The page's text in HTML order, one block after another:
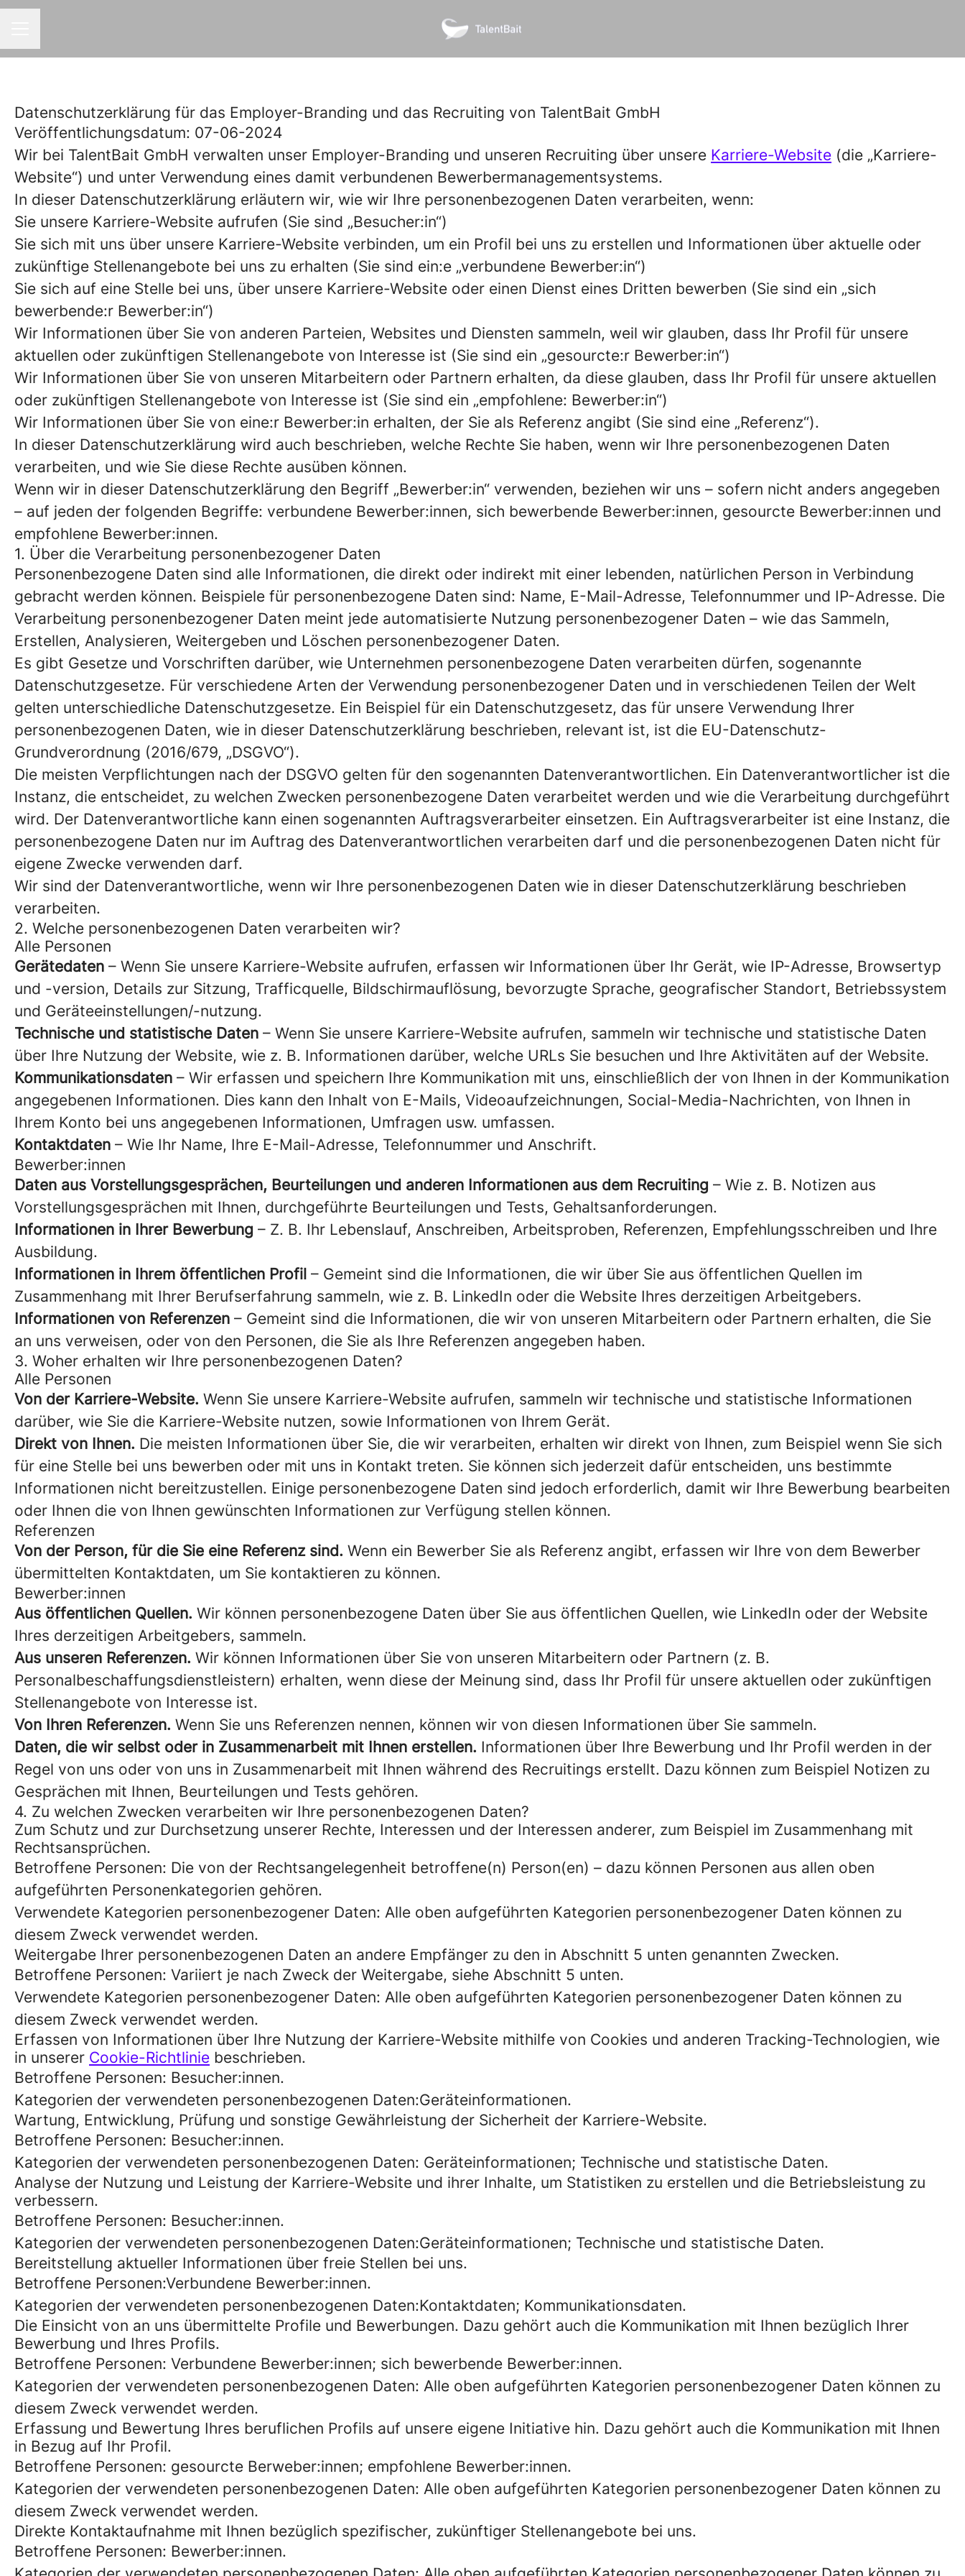
Datenschutzerklärung für das Employer-Branding und das Recruiting von TalentBait GmbH
Veröffentlichungsdatum: 07-06-2024
Wir bei TalentBait GmbH verwalten unser Employer-Branding und unseren Recruiting über unsere Karriere-Website (die „Karriere-
Website“) und unter Verwendung eines damit verbundenen Bewerbermanagementsystems.
In dieser Datenschutzerklärung erläutern wir, wie wir Ihre personenbezogenen Daten verarbeiten, wenn:
Sie unsere Karriere-Website aufrufen (Sie sind „Besucher:in“)
Sie sich mit uns über unsere Karriere-Website verbinden, um ein Profil bei uns zu erstellen und Informationen über aktuelle oder
zukünftige Stellenangebote bei uns zu erhalten (Sie sind ein:e „verbundene Bewerber:in“)
Sie sich auf eine Stelle bei uns, über unsere Karriere-Website oder einen Dienst eines Dritten bewerben (Sie sind ein „sich
bewerbende:r Bewerber:in“)
Wir Informationen über Sie von anderen Parteien, Websites und Diensten sammeln, weil wir glauben, dass Ihr Profil für unsere
aktuellen oder zukünftigen Stellenangebote von Interesse ist (Sie sind ein „gesourcte:r Bewerber:in“)
Wir Informationen über Sie von unseren Mitarbeitern oder Partnern erhalten, da diese glauben, dass Ihr Profil für unsere aktuellen
oder zukünftigen Stellenangebote von Interesse ist (Sie sind ein „empfohlene: Bewerber:in“)
Wir Informationen über Sie von eine:r Bewerber:in erhalten, der Sie als Referenz angibt (Sie sind eine „Referenz“).
In dieser Datenschutzerklärung wird auch beschrieben, welche Rechte Sie haben, wenn wir Ihre personenbezogenen Daten
verarbeiten, und wie Sie diese Rechte ausüben können.
Wenn wir in dieser Datenschutzerklärung den Begriff „Bewerber:in“ verwenden, beziehen wir uns – sofern nicht anders angegeben
– auf jeden der folgenden Begriffe: verbundene Bewerber:innen, sich bewerbende Bewerber:innen, gesourcte Bewerber:innen und
empfohlene Bewerber:innen.
1. Über die Verarbeitung personenbezogener Daten
Personenbezogene Daten sind alle Informationen, die direkt oder indirekt mit einer lebenden, natürlichen Person in Verbindung
gebracht werden können. Beispiele für personenbezogene Daten sind: Name, E-Mail-Adresse, Telefonnummer und IP-Adresse. Die
Verarbeitung personenbezogener Daten meint jede automatisierte Nutzung personenbezogener Daten – wie das Sammeln,
Erstellen, Analysieren, Weitergeben und Löschen personenbezogener Daten.
Es gibt Gesetze und Vorschriften darüber, wie Unternehmen personenbezogene Daten verarbeiten dürfen, sogenannte
Datenschutzgesetze. Für verschiedene Arten der Verwendung personenbezogener Daten und in verschiedenen Teilen der Welt
gelten unterschiedliche Datenschutzgesetze. Ein Beispiel für ein Datenschutzgesetz, das für unsere Verwendung Ihrer
personenbezogenen Daten, wie in dieser Datenschutzerklärung beschrieben, relevant ist, ist die EU-Datenschutz-
Grundverordnung (2016/679, „DSGVO“).
Die meisten Verpflichtungen nach der DSGVO gelten für den sogenannten Datenverantwortlichen. Ein Datenverantwortlicher ist die
Instanz, die entscheidet, zu welchen Zwecken personenbezogene Daten verarbeitet werden und wie die Verarbeitung durchgeführt
wird. Der Datenverantwortliche kann einen sogenannten Auftragsverarbeiter einsetzen. Ein Auftragsverarbeiter ist eine Instanz, die
personenbezogene Daten nur im Auftrag des Datenverantwortlichen verarbeiten darf und die personenbezogenen Daten nicht für
eigene Zwecke verwenden darf.
Wir sind der Datenverantwortliche, wenn wir Ihre personenbezogenen Daten wie in dieser Datenschutzerklärung beschrieben
verarbeiten.
2. Welche personenbezogenen Daten verarbeiten wir?
Alle Personen
Gerätedaten – Wenn Sie unsere Karriere-Website aufrufen, erfassen wir Informationen über Ihr Gerät, wie IP-Adresse, Browsertyp
und -version, Details zur Sitzung, Trafficquelle, Bildschirmauflösung, bevorzugte Sprache, geografischer Standort, Betriebssystem
und Geräteeinstellungen/-nutzung.
Technische und statistische Daten – Wenn Sie unsere Karriere-Website aufrufen, sammeln wir technische und statistische Daten
über Ihre Nutzung der Website, wie z. B. Informationen darüber, welche URLs Sie besuchen und Ihre Aktivitäten auf der Website.
Kommunikationsdaten – Wir erfassen und speichern Ihre Kommunikation mit uns, einschließlich der von Ihnen in der Kommunikation
angegebenen Informationen. Dies kann den Inhalt von E-Mails, Videoaufzeichnungen, Social-Media-Nachrichten, von Ihnen in
Ihrem Konto bei uns angegebenen Informationen, Umfragen usw. umfassen.
Kontaktdaten – Wie Ihr Name, Ihre E-Mail-Adresse, Telefonnummer und Anschrift.
Bewerber:innen
Daten aus Vorstellungsgesprächen, Beurteilungen und anderen Informationen aus dem Recruiting – Wie z. B. Notizen aus
Vorstellungsgesprächen mit Ihnen, durchgeführte Beurteilungen und Tests, Gehaltsanforderungen.
Informationen in Ihrer Bewerbung – Z. B. Ihr Lebenslauf, Anschreiben, Arbeitsproben, Referenzen, Empfehlungsschreiben und Ihre
Ausbildung.
Informationen in Ihrem öffentlichen Profil – Gemeint sind die Informationen, die wir über Sie aus öffentlichen Quellen im
Zusammenhang mit Ihrer Berufserfahrung sammeln, wie z. B. LinkedIn oder die Website Ihres derzeitigen Arbeitgebers.
Informationen von Referenzen – Gemeint sind die Informationen, die wir von unseren Mitarbeitern oder Partnern erhalten, die Sie
an uns verweisen, oder von den Personen, die Sie als Ihre Referenzen angegeben haben.
3. Woher erhalten wir Ihre personenbezogenen Daten?
Alle Personen
Von der Karriere-Website. Wenn Sie unsere Karriere-Website aufrufen, sammeln wir technische und statistische Informationen
darüber, wie Sie die Karriere-Website nutzen, sowie Informationen von Ihrem Gerät.
Direkt von Ihnen. Die meisten Informationen über Sie, die wir verarbeiten, erhalten wir direkt von Ihnen, zum Beispiel wenn Sie sich
für eine Stelle bei uns bewerben oder mit uns in Kontakt treten. Sie können sich jederzeit dafür entscheiden, uns bestimmte
Informationen nicht bereitzustellen. Einige personenbezogene Daten sind jedoch erforderlich, damit wir Ihre Bewerbung bearbeiten
oder Ihnen die von Ihnen gewünschten Informationen zur Verfügung stellen können.
Referenzen
Von der Person, für die Sie eine Referenz sind. Wenn ein Bewerber Sie als Referenz angibt, erfassen wir Ihre von dem Bewerber
übermittelten Kontaktdaten, um Sie kontaktieren zu können.
Bewerber:innen
Aus öffentlichen Quellen. Wir können personenbezogene Daten über Sie aus öffentlichen Quellen, wie LinkedIn oder der Website
Ihres derzeitigen Arbeitgebers, sammeln.
Aus unseren Referenzen. Wir können Informationen über Sie von unseren Mitarbeitern oder Partnern (z. B.
Personalbeschaffungsdienstleistern) erhalten, wenn diese der Meinung sind, dass Ihr Profil für unsere aktuellen oder zukünftigen
Stellenangebote von Interesse ist.
Von Ihren Referenzen. Wenn Sie uns Referenzen nennen, können wir von diesen Informationen über Sie sammeln.
Daten, die wir selbst oder in Zusammenarbeit mit Ihnen erstellen. Informationen über Ihre Bewerbung und Ihr Profil werden in der
Regel von uns oder von uns in Zusammenarbeit mit Ihnen während des Recruitings erstellt. Dazu können zum Beispiel Notizen zu
Gesprächen mit Ihnen, Beurteilungen und Tests gehören.
4. Zu welchen Zwecken verarbeiten wir Ihre personenbezogenen Daten?
Zum Schutz und zur Durchsetzung unserer Rechte, Interessen und der Interessen anderer, zum Beispiel im Zusammenhang mit
Rechtsansprüchen.
Betroffene Personen: Die von der Rechtsangelegenheit betroffene(n) Person(en) – dazu können Personen aus allen oben
aufgeführten Personenkategorien gehören.
Verwendete Kategorien personenbezogener Daten: Alle oben aufgeführten Kategorien personenbezogener Daten können zu
diesem Zweck verwendet werden.
Weitergabe Ihrer personenbezogenen Daten an andere Empfänger zu den in Abschnitt 5 unten genannten Zwecken.
Betroffene Personen: Variiert je nach Zweck der Weitergabe, siehe Abschnitt 5 unten.
Verwendete Kategorien personenbezogener Daten: Alle oben aufgeführten Kategorien personenbezogener Daten können zu
diesem Zweck verwendet werden.
Erfassen von Informationen über Ihre Nutzung der Karriere-Website mithilfe von Cookies und anderen Tracking-Technologien, wie
in unserer Cookie-Richtlinie beschrieben.
Betroffene Personen: Besucher:innen.
Kategorien der verwendeten personenbezogenen Daten:Geräteinformationen.
Wartung, Entwicklung, Prüfung und sonstige Gewährleistung der Sicherheit der Karriere-Website.
Betroffene Personen: Besucher:innen.
Kategorien der verwendeten personenbezogenen Daten: Geräteinformationen; Technische und statistische Daten.
Analyse der Nutzung und Leistung der Karriere-Website und ihrer Inhalte, um Statistiken zu erstellen und die Betriebsleistung zu
verbessern.
Betroffene Personen: Besucher:innen.
Kategorien der verwendeten personenbezogenen Daten:Geräteinformationen; Technische und statistische Daten.
Bereitstellung aktueller Informationen über freie Stellen bei uns.
Betroffene Personen:Verbundene Bewerber:innen.
Kategorien der verwendeten personenbezogenen Daten:Kontaktdaten; Kommunikationsdaten.
Die Einsicht von an uns übermittelte Profile und Bewerbungen. Dazu gehört auch die Kommunikation mit Ihnen bezüglich Ihrer
Bewerbung und Ihres Profils.
Betroffene Personen: Verbundene Bewerber:innen; sich bewerbende Bewerber:innen.
Kategorien der verwendeten personenbezogenen Daten: Alle oben aufgeführten Kategorien personenbezogener Daten können zu
diesem Zweck verwendet werden.
Erfassung und Bewertung Ihres beruflichen Profils auf unsere eigene Initiative hin. Dazu gehört auch die Kommunikation mit Ihnen
in Bezug auf Ihr Profil.
Betroffene Personen: gesourcte Berweber:innen; empfohlene Bewerber:innen.
Kategorien der verwendeten personenbezogenen Daten: Alle oben aufgeführten Kategorien personenbezogener Daten können zu
diesem Zweck verwendet werden.
Direkte Kontaktaufnahme mit Ihnen bezüglich spezifischer, zukünftiger Stellenangebote bei uns.
Betroffene Personen: Bewerber:innen.